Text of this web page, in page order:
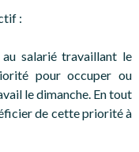
:
au salarié travaillant le
pour occuper ou
le dimanche. En tout
de cette priorité à